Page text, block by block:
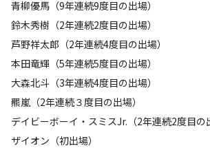
青柳優馬（9年連続9度目の出場）
鈴木秀樹（2年連続2度目の出場）
芦野祥太郎（2年連続4度目の出場）
本田竜輝（5年連続5度目の出場）
大森北斗（3年連続4度目の出場）
羆嵐（2年連続３度目の出場）
デイビーボーイ・スミスJr.（2年連続2度目の
ザイオン（初出場）